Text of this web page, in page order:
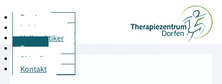
Praxis
Leistungen
Heilpraktiker
Team
Aktuelles
Kontakt
Unser Team